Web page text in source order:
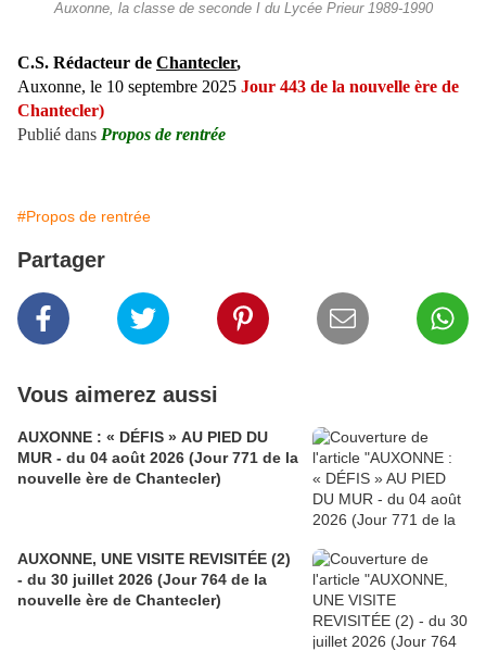
Auxonne, la classe de seconde I du Lycée Prieur 1989-1990
C.S. Rédacteur de Chantecler,
Auxonne, le 10 septembre 2025 Jour 443 de la nouvelle ère de
Chantecler)
Publié dans Propos de rentrée
#Propos de rentrée
Partager
Vous aimerez aussi
AUXONNE : « DÉFIS » AU PIED DU
MUR - du 04 août 2026 (Jour 771 de la
nouvelle ère de Chantecler)
AUXONNE, UNE VISITE REVISITÉE (2)
- du 30 juillet 2026 (Jour 764 de la
nouvelle ère de Chantecler)